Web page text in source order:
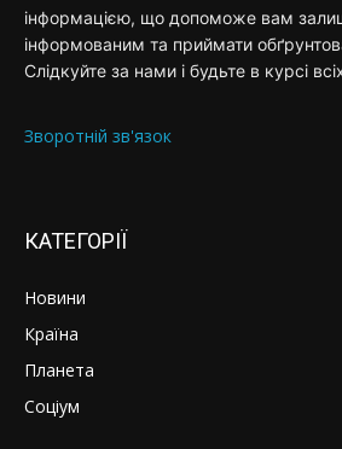
інформацією, що допоможе вам
інформованим та приймати
Слідкуйте за нами і будьте в курсі
Зворотній зв'язок
КАТЕГОРІЇ
Новини
Країна
Планета
Соціум